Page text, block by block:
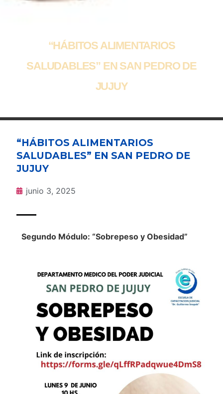
“HÁBITOS ALIMENTARIOS
SALUDABLES” EN SAN PEDRO DE
JUJUY
“HÁBITOS ALIMENTARIOS
SALUDABLES” EN SAN PEDRO DE
JUJUY
junio 3, 2025
Segundo Módulo: “Sobrepeso y Obesidad”